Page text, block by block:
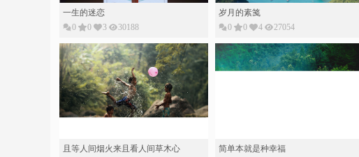
一生的迷恋
0
0 3 30188
岁月的素䇳
0
0 4 27054
且等人间烟火来且看人间草木心
简单本就是种幸福